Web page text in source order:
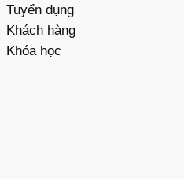
Tuyển dụng
Khách hàng
Khóa học